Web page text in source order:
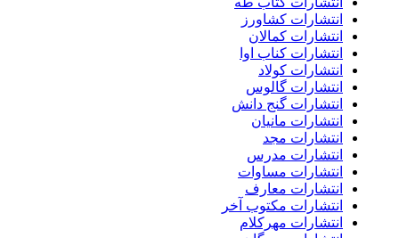
انتشارات کشاورز
انتشارات کمالان
انتشارات کناب اوا
انتشارات کولاد
انتشارات گالوس
انتشارات گنج دانش
انتشارات مانیان
انتشارات مجد
انتشارات مدرس
انتشارات مساوات
انتشارات معارف
انتشارات مکتوب آخر
انتشارات مهرکلام